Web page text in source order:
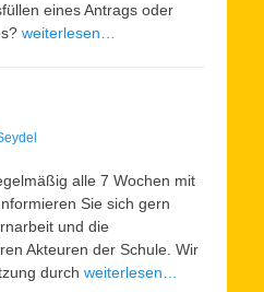
eines Antrags oder
weiterlesen…
alle 7 Wochen mit
Sie sich gern
und die
Akteuren der Schule. Wir
durch weiterlesen…